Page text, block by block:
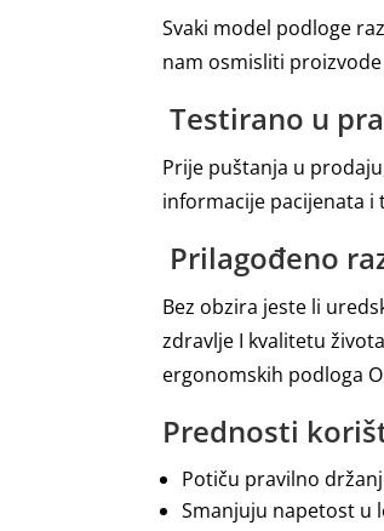
Svaki model podloge
nam osmisliti
Testirano u
Prije puštanja u
informacije pacijenata i
Prilagođeno
Bez obzira jeste li
zdravlje I kvalitetu
ergonomskih podloga
Prednosti
Potiču pravilno
Smanjuju napetost u